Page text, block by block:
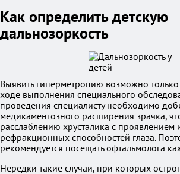
Как определить детскую
дальнозоркость
Выявить гиперметропию возможно только
ходе выполнения специального
проведения специалисту необходимо
медикаментозного расширения зрачка,
расслаблению хрусталика с проявлением
рефракционных способностей глаза.
рекомендуется посещать офтальмолога
Нередки такие случаи, при которых